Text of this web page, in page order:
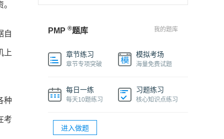
自
上
种
考
PMP ®希赛PMP 2026年模拟卷
PMP 项目管理知识精华课程
PMP®续期多少钱？PMP
PMP ®题库 我的题库
章节练习
章节专项突破
模拟考场
海量免费试题
每日一练
每天10题练习
习题练习
核心知识点练习
进入做题